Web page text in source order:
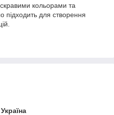
кольорами та
підходить для створення
Україна